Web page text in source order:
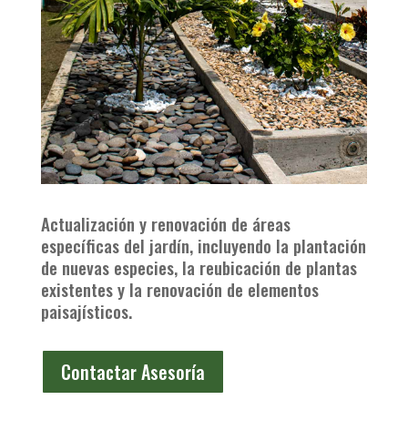
Actualización y renovación de áreas
específicas del jardín, incluyendo la plantación
de nuevas especies, la reubicación de plantas
existentes y la renovación de elementos
paisajísticos.
Contactar Asesoría